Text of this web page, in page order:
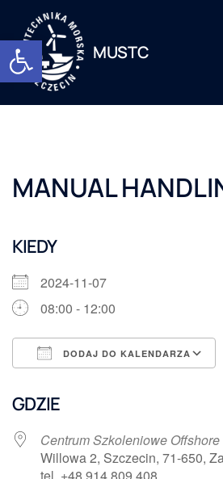
Otwórz pasek
MUSTC
MANUAL
KIEDY
2024-11-07
08:00 - 12:00
DODAJ DO KALENDARZA
GDZIE
Centrum Szkoleniowe
Willowa 2, Szczecin, 71-650,